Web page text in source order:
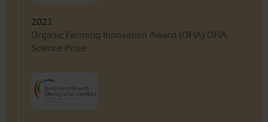
2021
Organic Farming Innovation Award (OFIA) OFIA
Science Prize